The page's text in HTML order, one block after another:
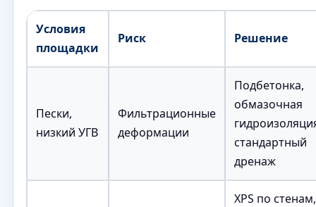
Условия
площадки
Риск Решение
Пески,
низкий УГВ
Фильтрационные
деформации
Подбетонка,
обмазочная
стандартный
дренаж
XPS по стенам,